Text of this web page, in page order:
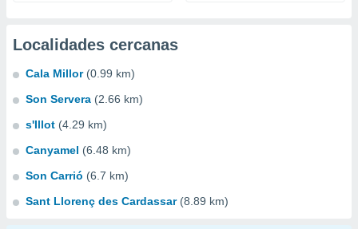
Localidades cercanas
Cala Millor (0.99 km)
Son Servera (2.66 km)
s'Illot (4.29 km)
Canyamel (6.48 km)
Son Carrió (6.7 km)
Sant Llorenç des Cardassar (8.89 km)